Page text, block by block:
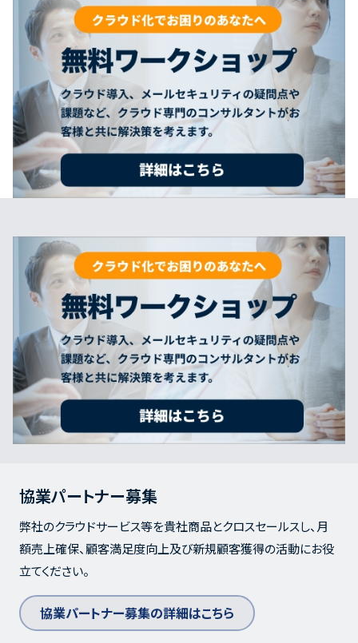
協業パートナー募集
弊社のクラウドサービス等を貴社商品とクロスセールスし、月
額売上確保、顧客満足度向上及び新規顧客獲得の活動にお役
立てください。
協業パートナー募集の詳細はこちら